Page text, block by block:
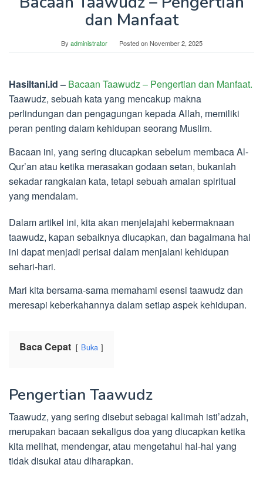
dan Manfaat
By administrator Posted onNovember 2, 2025
Hasiltani.id – Bacaan Taawudz – Pengertian dan Manfaat.
Taawudz, sebuah kata yang mencakup makna
perlindungan dan pengagungan kepada Allah, memiliki
peran penting dalam kehidupan seorang Muslim.
Bacaan ini, yang sering diucapkan sebelum membaca Al-
Qur’an atau ketika merasakan godaan setan, bukanlah
sekadar rangkaian kata, tetapi sebuah amalan spiritual
yang mendalam.
Dalam artikel ini, kita akan menjelajahi kebermaknaan
taawudz, kapan sebaiknya diucapkan, dan bagaimana hal
ini dapat menjadi perisai dalam menjalani kehidupan
sehari-hari.
Mari kita bersama-sama memahami esensi taawudz dan
meresapi keberkahannya dalam setiap aspek kehidupan.
Baca Cepat Buka
Pengertian Taawudz
Taawudz, yang sering disebut sebagai kalimah isti’adzah,
merupakan bacaan sekaligus doa yang diucapkan ketika
kita melihat, mendengar, atau mengetahui hal-hal yang
tidak disukai atau diharapkan.